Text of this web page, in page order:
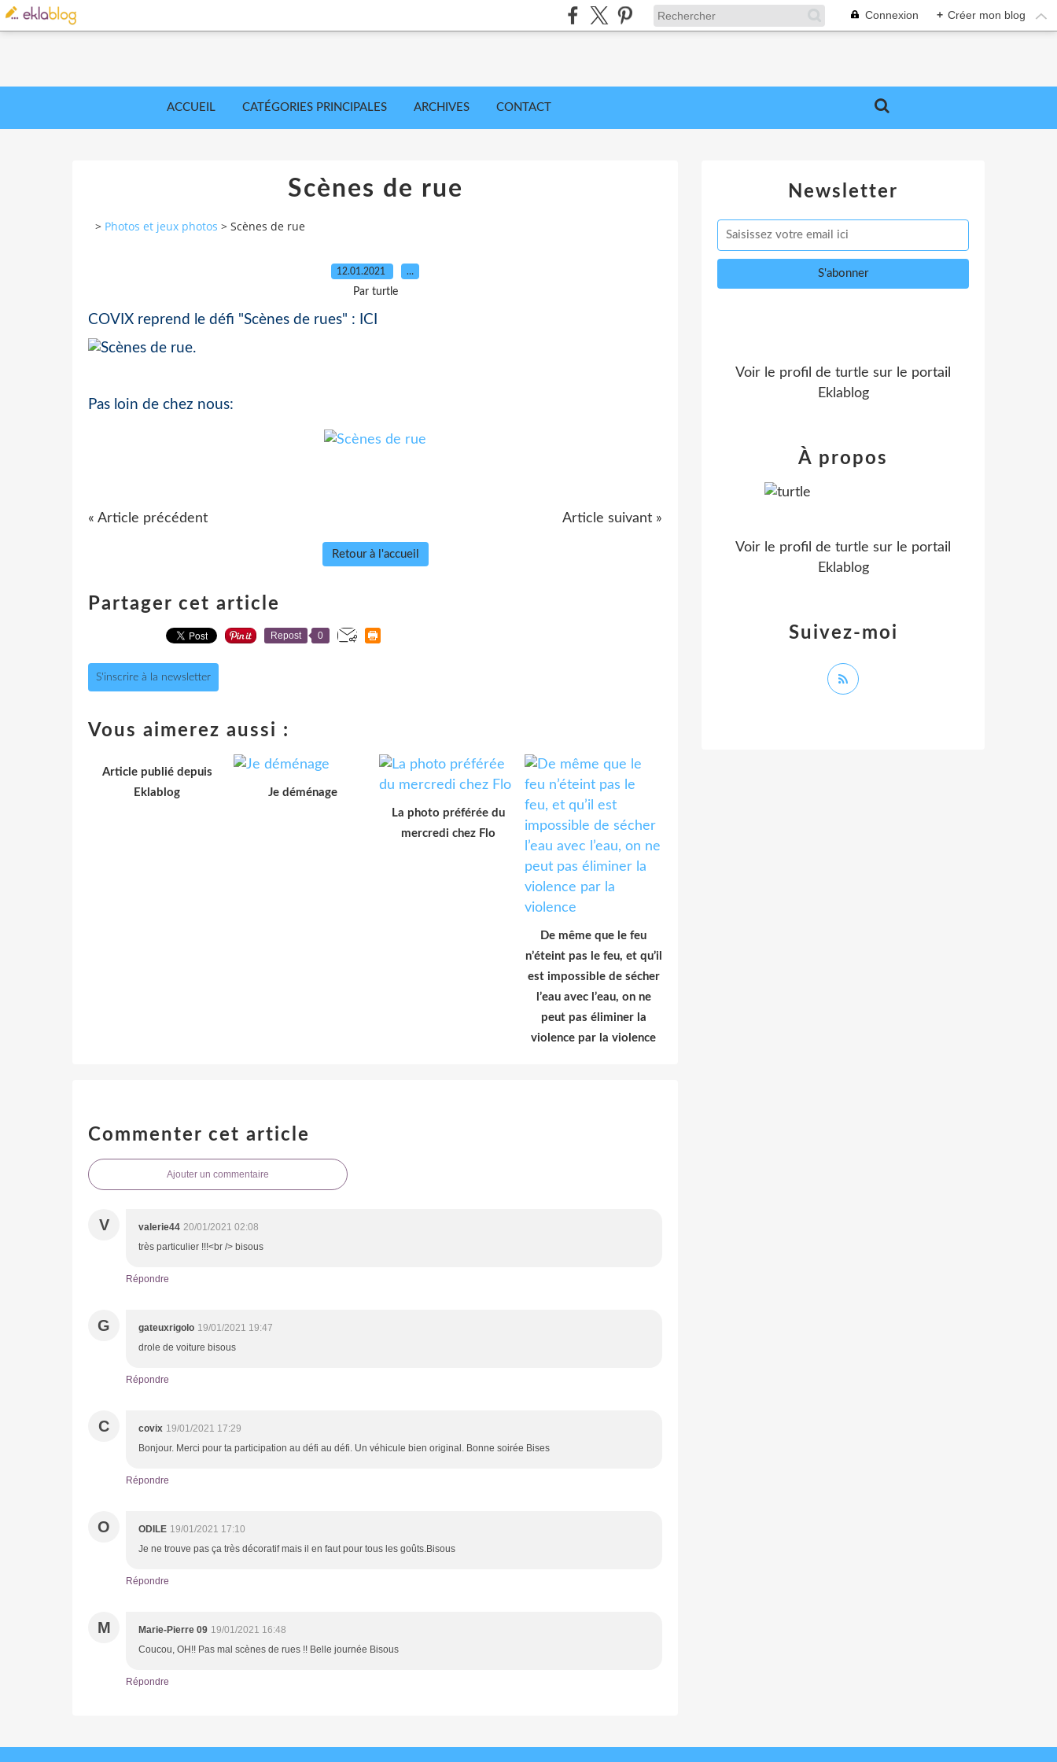
Connexion + Créer mon blog
ACCUEIL CATÉGORIES PRINCIPALES ARCHIVES CONTACT
Scènes de rue
> Photos et jeux photos > Scènes de rue
12.01.2021 …
Par turtle
COVIX reprend le défi "Scènes de rues" : ICI
Pas loin de chez nous:
« Article précédent Article suivant »
Retour à l'accueil
Partager cet article
Repost 0
S'inscrire à la newsletter
Vous aimerez aussi :
Article publié depuis
Eklablog
Je déménage
La photo préférée du
mercredi chez Flo
De même que le feu
n’éteint pas le feu, et qu’il
est impossible de sécher
l’eau avec l’eau, on ne
peut pas éliminer la
violence par la violence
Commenter cet article
Ajouter un commentaire
V valerie44 20/01/2021 02:08
très particulier !!!<br /> bisous
Répondre
G gateuxrigolo 19/01/2021 19:47
drole de voiture bisous
Répondre
C covix 19/01/2021 17:29
Bonjour. Merci pour ta participation au défi au défi. Un véhicule bien original. Bonne soirée Bises
Répondre
O ODILE 19/01/2021 17:10
Je ne trouve pas ça très décoratif mais il en faut pour tous les goûts.Bisous
Répondre
M Marie-Pierre 09 19/01/2021 16:48
Coucou, OH!! Pas mal scènes de rues !! Belle journée Bisous
Répondre
Newsletter
Voir le profil de turtle sur le portail
Eklablog
Suivez-moi
À propos
Voir le profil de turtle sur le portail
Eklablog